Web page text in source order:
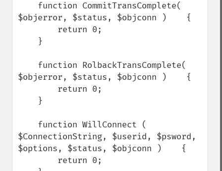
$objerror, $status, $objconn )    {
$objerror, $status, $objconn )    {
$ConnectionString, $userid, $psword,
$options, $status, $objconn )    {